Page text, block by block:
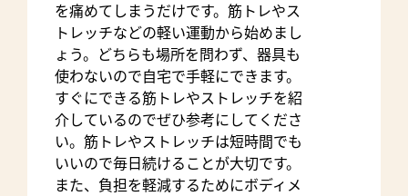
を痛めてしまうだけです。筋トレやス
トレッチなどの軽い運動から始めまし
ょう。どちらも場所を問わず、器具も
使わないので自宅で手軽にできます。
すぐにできる筋トレやストレッチを紹
介しているのでぜひ参考にしてくださ
い。筋トレやストレッチは短時間でも
いいので毎日続けることが大切です。
また、負担を軽減するためにボディメ